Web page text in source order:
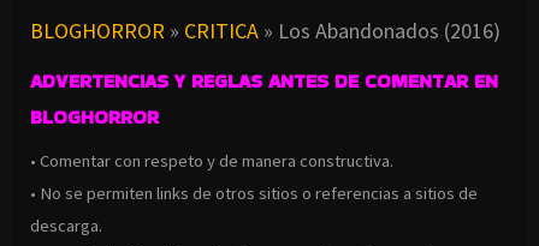
BLOGHORROR » CRITICA » Los Abandonados (2016)
ADVERTENCIAS Y REGLAS ANTES DE COMENTAR EN
BLOGHORROR
• Comentar con respeto y de manera constructiva.
• No se permiten links de otros sitios o referencias a sitios de
descarga.